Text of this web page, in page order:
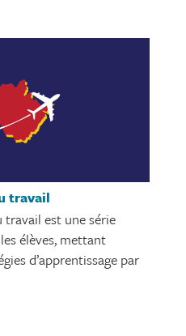
travail
est une série
élèves, mettant
d’apprentissage par